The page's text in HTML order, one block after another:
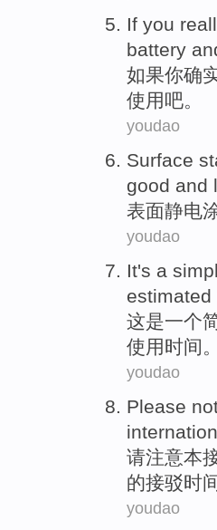
If you
battery
如果你确
使用吧。
youdao
Surface
good and
表面静电
youdao
It's a
estimated
这是一个
使用时间。
youdao
Please
请注意本
的接驳时间
youdao